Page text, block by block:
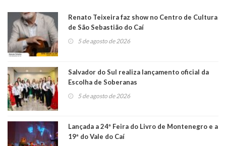
Renato Teixeira faz show no Centro de Cultura
de São Sebastião do Caí
5 de agosto de 2026
Salvador do Sul realiza lançamento oficial da
Escolha de Soberanas
5 de agosto de 2026
Lançada a 24ª Feira do Livro de Montenegro e a
19ª do Vale do Caí